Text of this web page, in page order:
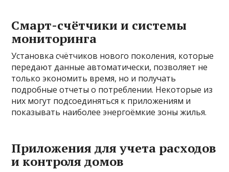
Смарт-счётчики и системы
мониторинга
Установка счётчиков нового поколения, которые
передают данные автоматически, позволяет не
только экономить время, но и получать
подробные отчеты о потреблении. Некоторые из
них могут подсоединяться к приложениям и
показывать наиболее энергоёмкие зоны жилья.
Приложения для учета расходов
и контроля домов